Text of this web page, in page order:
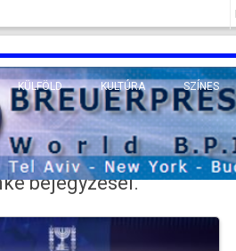
KÜLFÖLD
EURÓPA
KÖZEL-KELET
KULTÚRA
TUDOMÁNY
SZÍNES
bejegyzései.